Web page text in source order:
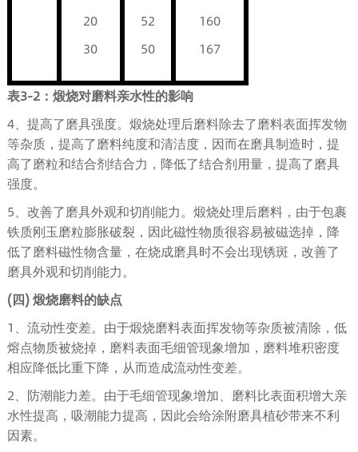
20
30
52
50
160
167
表3-2：煅烧对磨料亲水性的影响
4、提高了磨具强度。煅烧处理后磨料除去了磨料表面挥发物
等杂质，提高了磨料纯度和清洁度，因而在磨具制造时，提
高了磨粒和结合剂结合力，降低了结合剂用量，提高了磨具
强度。
5、改善了磨具外观和切削能力。煅烧处理后磨料，由于包裹
铁质刚玉磨粒膨胀破裂，因此磁性物质很容易被磁选掉，降
低了磨料磁性物含量，在烧成磨具时不会出现锈斑，改善了
磨具外观和切削能力。
(四) 煅烧磨料的缺点
1、流动性变差。由于煅烧磨料表面挥发物等杂质被清除，低
熔点物质被烧掉，磨料表面毛细管现象增加，磨料堆积密度
相应降低比重下降，从而造成流动性变差。
2、防潮能力差。由于毛细管现象增加、磨料比表面积增大亲
水性提高，吸潮能力提高，因此会给涂附磨具植砂带来不利
因素。